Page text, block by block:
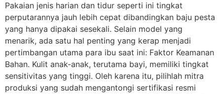
Pakaian jenis harian dan tidur seperti ini tingkat
perputarannya jauh lebih cepat dibandingkan baju pesta
yang hanya dipakai sesekali. Selain model yang
menarik, ada satu hal penting yang kerap menjadi
pertimbangan utama para ibu saat ini: Faktor Keamanan
Bahan. Kulit anak-anak, terutama bayi, memiliki tingkat
sensitivitas yang tinggi. Oleh karena itu, pilihlah mitra
produksi yang sudah mengantongi sertifikasi resmi